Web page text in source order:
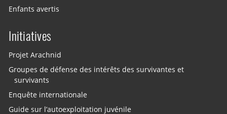
Enfants avertis
Initiatives
Projet Arachnid
Groupes de défense des intérêts des survivantes et
survivants
Enquête internationale
Guide sur l’autoexploitation juvénile